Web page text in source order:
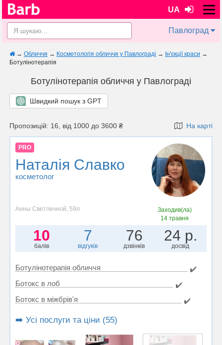
UA
Павлоград
→ Обличчя → Косметологія обличчя у Павлограді → Ін'єкції краси →
Ботулінотерапія
Ботулінотерапія обличчя у Павлограді
Швидкий пошук з GPT
Пропозицій: 16, від 1000 до 3600 ₴ На карті
PRO
Наталія Славко
косметолог
Анны Светличной, 59л
Заходив(ла)
14 травня
10
балів
7
відгуків
76
дзвінків
24 р.
досвід
Ботулінотерапія обличчя
✔️
Ботокс в лоб
✔️
Ботокс в міжбрів'я
✔️
➡️ Усі послуги та ціни (55)